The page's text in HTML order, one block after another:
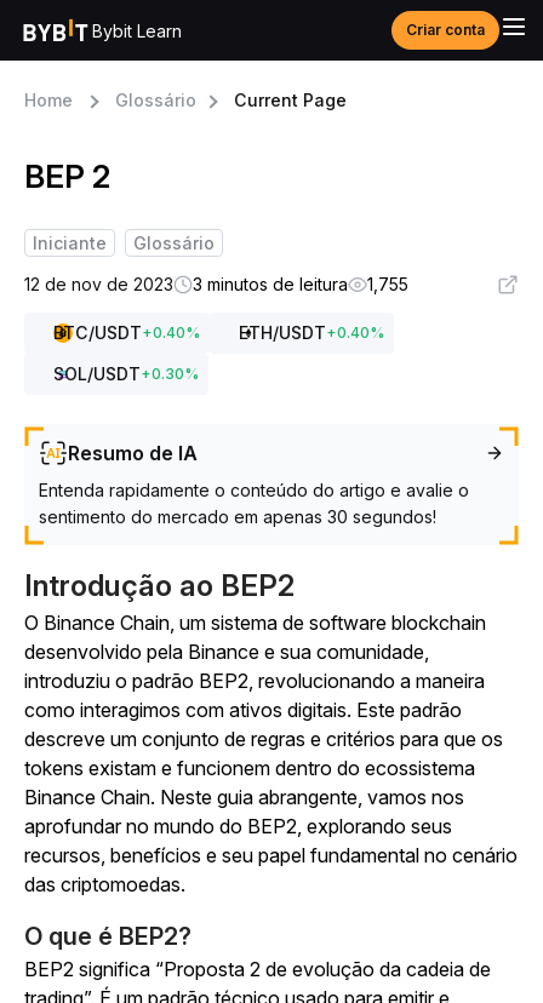
Bybit Learn Criar conta
Home Glossário Current Page
BEP 2
Iniciante
Glossário
12 de nov de 2023
3 minutos de leitura 1,755
BTC/USDT+0.40% ETH/USDT+0.40%
SOL/USDT+0.30%
Resumo de IA
Entenda rapidamente o conteúdo do artigo e avalie o
sentimento do mercado em apenas 30 segundos!
Introdução ao BEP2
O Binance Chain, um sistema de software blockchain
desenvolvido pela Binance e sua comunidade,
introduziu o padrão BEP2, revolucionando a maneira
como interagimos com ativos digitais. Este padrão
descreve um conjunto de regras e critérios para que os
tokens existam e funcionem dentro do ecossistema
Binance Chain. Neste guia abrangente, vamos nos
aprofundar no mundo do BEP2, explorando seus
recursos, benefícios e seu papel fundamental no cenário
das criptomoedas.
O que é BEP2?
BEP2 significa “Proposta 2 de evolução da cadeia de
trading”. É um padrão técnico usado para emitir e